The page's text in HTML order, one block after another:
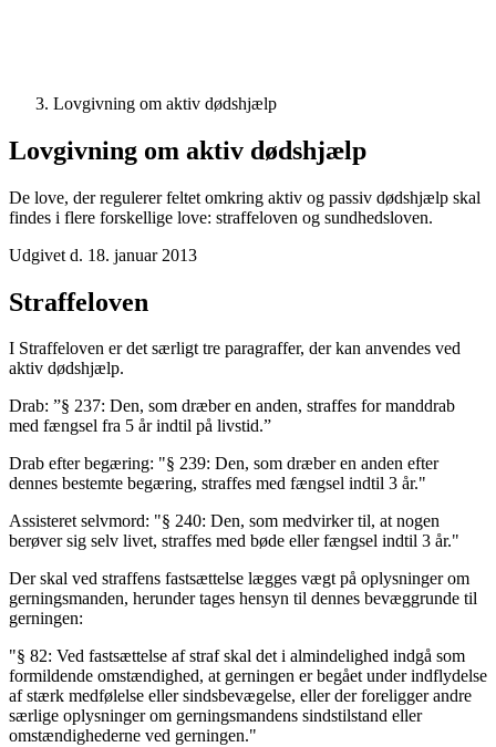
Lovgivning om aktiv dødshjælp
Lovgivning om aktiv dødshjælp
De love, der regulerer feltet omkring aktiv og passiv dødshjælp skal
findes i flere forskellige love: straffeloven og sundhedsloven.
Udgivet d. 18. januar 2013
Straffeloven
I Straffeloven er det særligt tre paragraffer, der kan anvendes ved
aktiv dødshjælp.
Drab: ”§ 237: Den, som dræber en anden, straffes for manddrab
med fængsel fra 5 år indtil på livstid.”
Drab efter begæring: "§ 239: Den, som dræber en anden efter
dennes bestemte begæring, straffes med fængsel indtil 3 år."
Assisteret selvmord: "§ 240: Den, som medvirker til, at nogen
berøver sig selv livet, straffes med bøde eller fængsel indtil 3 år."
Der skal ved straffens fastsættelse lægges vægt på oplysninger om
gerningsmanden, herunder tages hensyn til dennes bevæggrunde til
gerningen:
"§ 82: Ved fastsættelse af straf skal det i almindelighed indgå som
formildende omstændighed, at gerningen er begået under indflydelse
af stærk medfølelse eller sindsbevægelse, eller der foreligger andre
særlige oplysninger om gerningsmandens sindstilstand eller
omstændighederne ved gerningen."